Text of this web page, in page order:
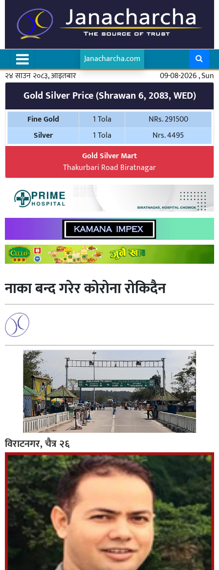
Janacharcha.com
२४ साउन २०८३, आइतबार
09-08-2026 , Sun
Gold Silver Price (Shrawan 6, 2083, WED)
Fine Gold 1 Tola
NRs. 291500
Silver
1 Tola
Nrs. 4495
Gold Silver Mart
Thakurbari Road Biratnagar
नाका बन्द गरेर कोरोना रोकिदैन
विराटनगर, चैत्र २६